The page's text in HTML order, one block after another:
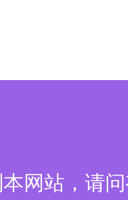
网站，请